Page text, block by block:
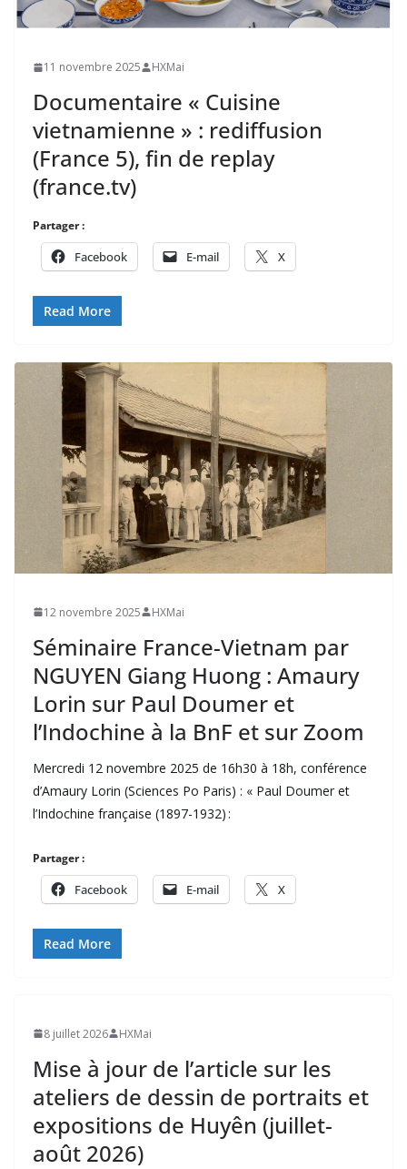
11 novembre 2025 HXMai
Documentaire « Cuisine
vietnamienne » : rediffusion
(France 5), fin de replay
(france.tv)
Partager :
Facebook E-mail X
Read More
12 novembre 2025 HXMai
Séminaire France-Vietnam par
NGUYEN Giang Huong : Amaury
Lorin sur Paul Doumer et
l’Indochine à la BnF et sur Zoom
Mercredi 12 novembre 2025 de 16h30 à 18h, conférence
d’Amaury Lorin (Sciences Po Paris) : « Paul Doumer et
l’Indochine française (1897-1932) :
Partager :
Facebook E-mail X
Read More
8 juillet 2026 HXMai
Mise à jour de l’article sur les
ateliers de dessin de portraits et
expositions de Huyên (juillet-
août 2026)